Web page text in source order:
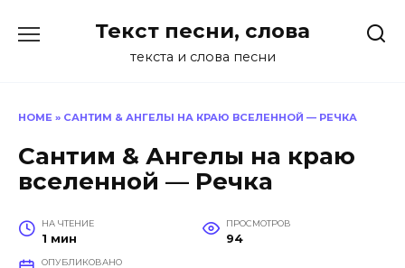
Текст песни, слова
текста и слова песни
HOME » САНТИМ & АНГЕЛЫ НА КРАЮ ВСЕЛЕННОЙ — РЕЧКА
Сантим & Ангелы на краю
вселенной — Речка
НА ЧТЕНИЕ
1 мин
ПРОСМОТРОВ
94
ОПУБЛИКОВАНО